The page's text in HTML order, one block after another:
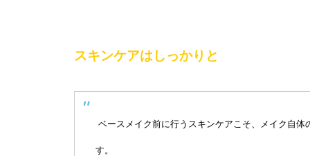
スキンケアはしっかりと
ベースメイク前に行うスキンケアこそ、メイク自
す。